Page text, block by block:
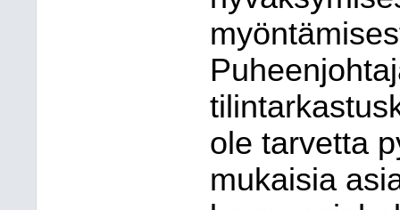
ole tarvetta
mukaisia